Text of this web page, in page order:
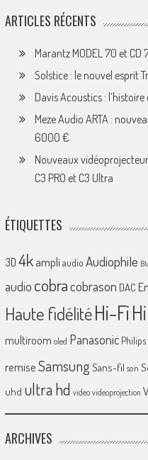
ARTICLES RÉCENTS
Marantz MODEL 70 et
Solstice : le nouvel esprit
Davis Acoustics :
Meze Audio ARTA :
6000 €
Nouveaux
C3 PRO et C3 Ultra
ÉTIQUETTES
3D 4k ampliaudio Audiophile
audio cobracobrason DAC
Haute fidélitéHi-Fi
multiroom oled Panasonic Philips
remiseSamsungSans-fil son
uhd ultra hd video videoprojection
ARCHIVES